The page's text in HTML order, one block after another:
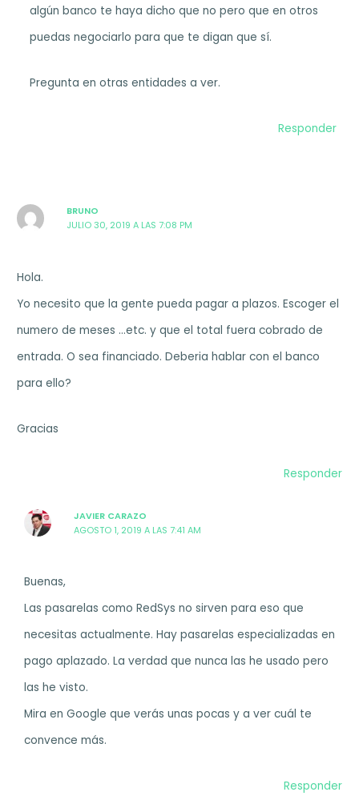
algún banco te haya dicho que no pero que en otros
puedas negociarlo para que te digan que sí.
Pregunta en otras entidades a ver.
Responder
BRUNO
JULIO 30, 2019 A LAS 7:08 PM
Hola.
Yo necesito que la gente pueda pagar a plazos. Escoger el
numero de meses …etc. y que el total fuera cobrado de
entrada. O sea financiado. Deberia hablar con el banco
para ello?
Gracias
Responder
JAVIER CARAZO
AGOSTO 1, 2019 A LAS 7:41 AM
Buenas,
Las pasarelas como RedSys no sirven para eso que
necesitas actualmente. Hay pasarelas especializadas en
pago aplazado. La verdad que nunca las he usado pero
las he visto.
Mira en Google que verás unas pocas y a ver cuál te
convence más.
Responder